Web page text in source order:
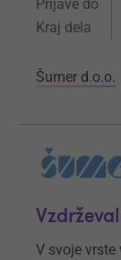
Prijave do
Kraj dela
Šumer d.o.o.
V svoje vrste